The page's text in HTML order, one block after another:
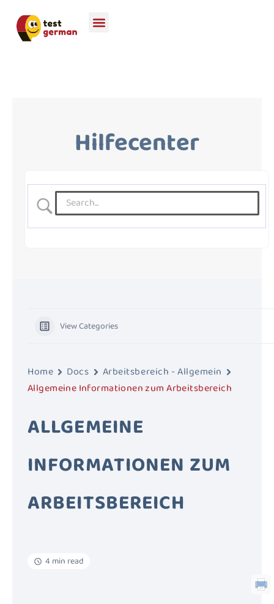
Hilfecenter
View Categories
Home Docs
Arbeitsbereich - Allgemein
Allgemeine Informationen zum Arbeitsbereich
ALLGEMEINE
INFORMATIONEN ZUM
ARBEITSBEREICH
4 min read